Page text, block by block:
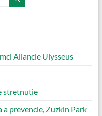
Aliancie Ulysseus
stretnutie
prevencie, Zuzkin Park